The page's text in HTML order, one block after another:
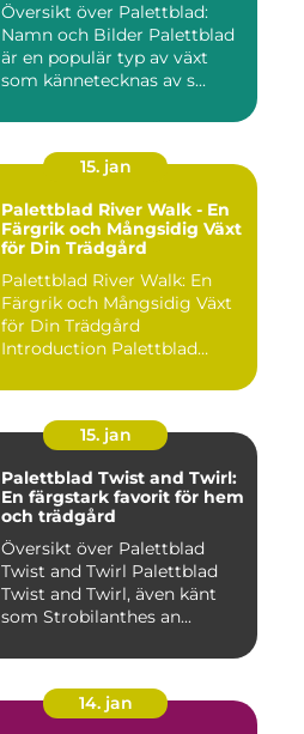
Översikt över Palettblad:
Namn och Bilder Palettblad
är en populär typ av växt
som kännetecknas av s...
15. jan
Palettblad River Walk - En
Färgrik och Mångsidig Växt
för Din Trädgård
Palettblad River Walk: En
Färgrik och Mångsidig Växt
för Din Trädgård
Introduction Palettblad
15. jan
Palettblad Twist and Twirl:
En färgstark favorit för hem
och trädgård
Översikt över Palettblad
Twist and Twirl Palettblad
Twist and Twirl, även känt
som Strobilanthes an...
14. jan